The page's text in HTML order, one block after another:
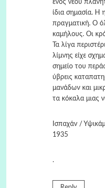
ενός νέου
ίδια σημασία. Η
πραγματική. Ο
καμήλους. Οι
Τα λίγα
λίμνης είχε
σημείο του
ύβρεις
μανάδων και
τα κόκαλα μιας
Ισπαχάν /
1935
.